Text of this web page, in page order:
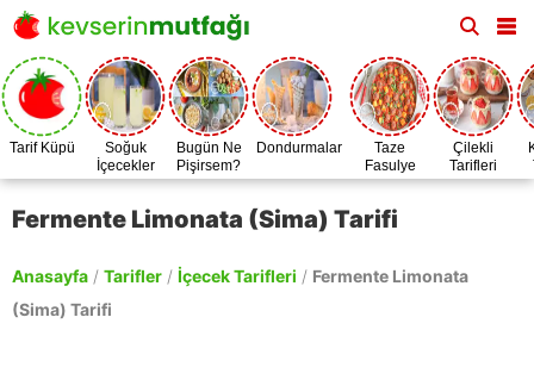
Tarif Küpü
Soğuk
İçecekler
Bugün Ne
Pişirsem?
Dondurmalar
Taze
Fasulye
Zamanı
Çilekli
Tarifleri
Fermente Limonata (Sima) Tarifi
Anasayfa / Tarifler / İçecek Tarifleri / Fermente Limonata
(Sima) Tarifi